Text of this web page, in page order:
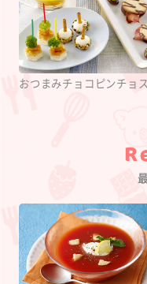
おつまみチョコピンチョス